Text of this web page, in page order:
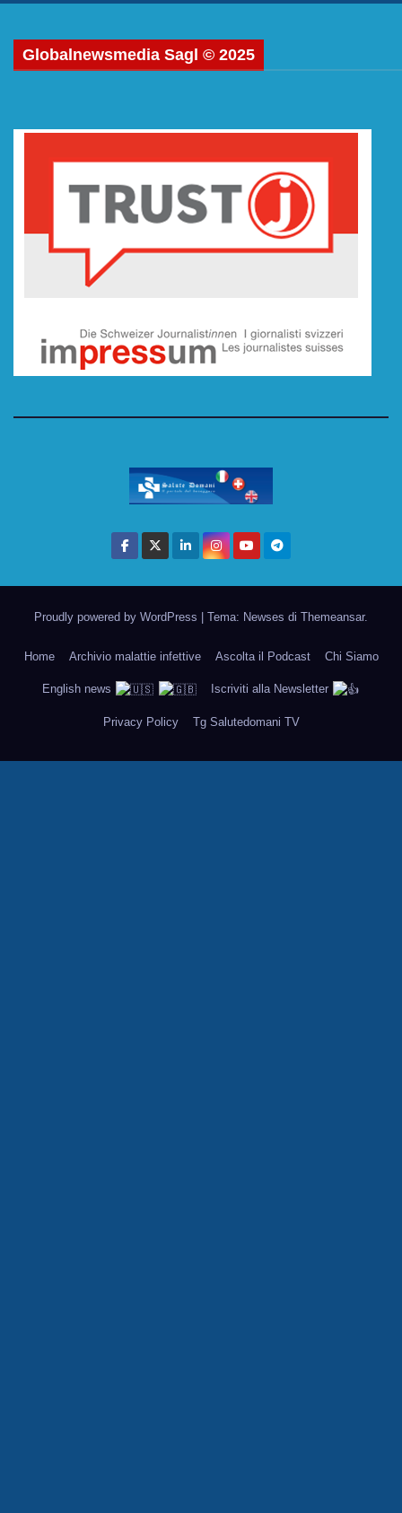
Globalnewsmedia Sagl © 2025
Proudly powered by WordPress Tema: Newses di Themeansar.
Home Archivio malattie infettive Ascolta il Podcast Chi Siamo
English news Iscriviti alla Newsletter
Privacy Policy Tg Salutedomani TV